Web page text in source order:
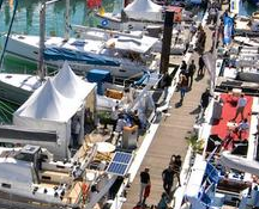
La newsletter
METEO CONSULT Marine
Briefings
FLASH INFO